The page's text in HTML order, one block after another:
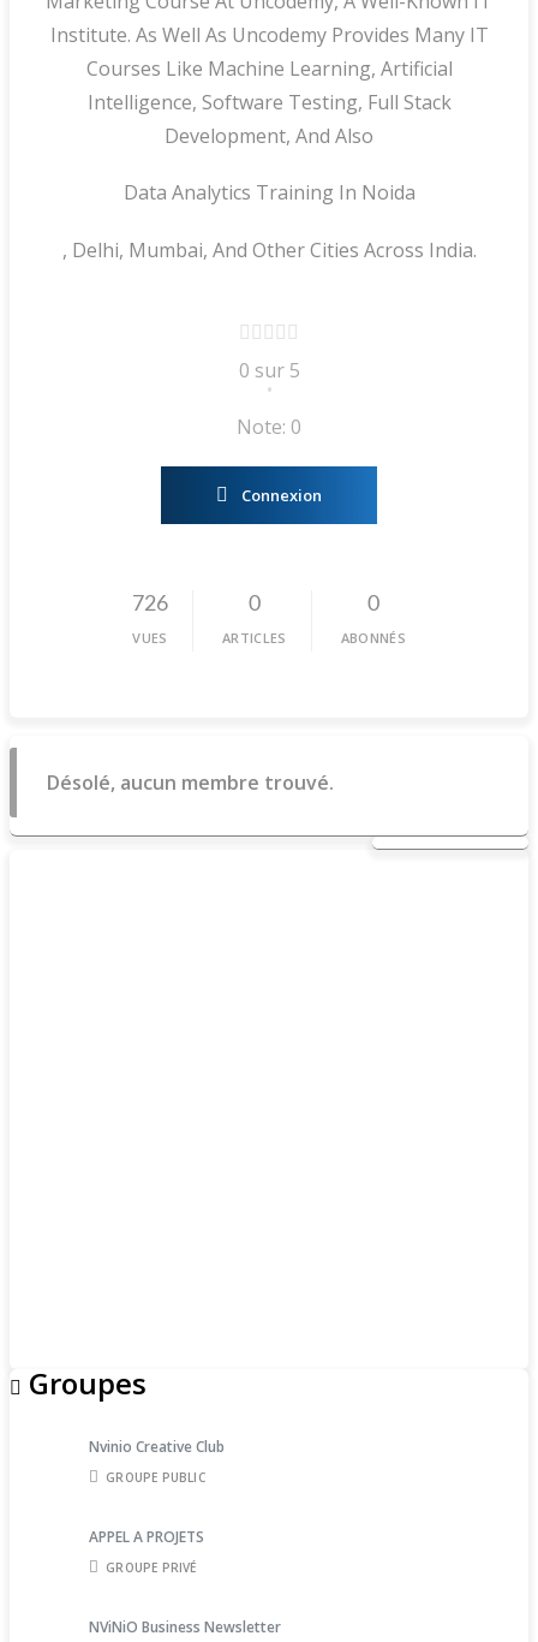
Institute. As Well As Uncodemy Provides Many IT
Courses Like Machine Learning, Artificial
Intelligence, Software Testing, Full Stack
Development, And Also
Data Analytics Training In Noida
, Delhi, Mumbai, And Other Cities Across India.
0 sur 5
•
Note: 0
Connexion
726
VUES
0
ARTICLES
0
ABONNÉS
Désolé, aucun membre trouvé.
Groupes
Nvinio Creative Club
GROUPE PUBLIC
APPEL A PROJETS
GROUPE PRIVÉ
NViNiO Business Newsletter